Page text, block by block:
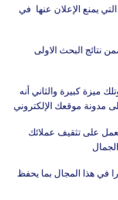
يمنع الإعلان عنها في
نتائج البحث الاولى
ميزة كبيرة والثاني أنه
مدونة موقعك الإلكتروني
على تثقيف عملائك
في هذا المجال بما يحفظ